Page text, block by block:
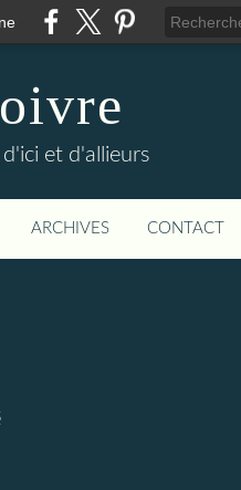
et d'allieurs
ARCHIVES CONTACT